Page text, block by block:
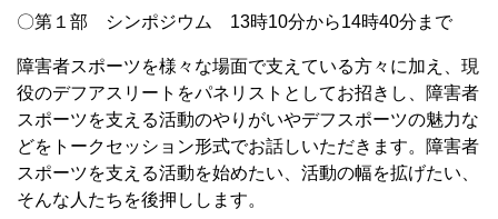
〇第１部 シンポジウム 13時10分から14時40分まで
障害者スポーツを様々な場面で支えている方々に加え、現
役のデフアスリートをパネリストとしてお招きし、障害者
スポーツを支える活動のやりがいやデフスポーツの魅力な
どをトークセッション形式でお話しいただきます。障害者
スポーツを支える活動を始めたい、活動の幅を拡げたい、
そんな人たちを後押しします。